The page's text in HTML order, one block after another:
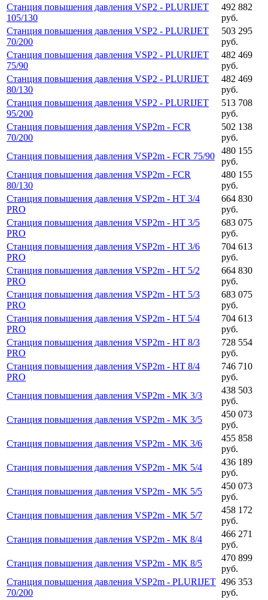
Станция повышения давления VSP2 - PLURIJET
105/130
492 882
руб.
Станция повышения давления VSP2 - PLURIJET
70/200
503 295
руб.
Станция повышения давления VSP2 - PLURIJET
75/90
482 469
руб.
Станция повышения давления VSP2 - PLURIJET
80/130
482 469
руб.
Станция повышения давления VSP2 - PLURIJET
95/200
513 708
руб.
Станция повышения давления VSP2m - FCR
70/200
502 138
руб.
Станция повышения давления VSP2m - FCR 75/90
480 155
руб.
Станция повышения давления VSP2m - FCR
80/130
480 155
руб.
Станция повышения давления VSP2m - HT 3/4
PRO
664 830
руб.
Станция повышения давления VSP2m - HT 3/5
PRO
683 075
руб.
Станция повышения давления VSP2m - HT 3/6
PRO
704 613
руб.
Станция повышения давления VSP2m - HT 5/2
PRO
664 830
руб.
Станция повышения давления VSP2m - HT 5/3
PRO
683 075
руб.
Станция повышения давления VSP2m - HT 5/4
PRO
704 613
руб.
Станция повышения давления VSP2m - HT 8/3
PRO
728 554
руб.
Станция повышения давления VSP2m - HT 8/4
PRO
746 710
руб.
Станция повышения давления VSP2m - MK 3/3
438 503
руб.
Станция повышения давления VSP2m - MK 3/5
450 073
руб.
Станция повышения давления VSP2m - MK 3/6
455 858
руб.
Станция повышения давления VSP2m - MK 5/4
436 189
руб.
Станция повышения давления VSP2m - MK 5/5
450 073
руб.
Станция повышения давления VSP2m - MK 5/7
458 172
руб.
Станция повышения давления VSP2m - MK 8/4
466 271
руб.
Станция повышения давления VSP2m - MK 8/5
470 899
руб.
Станция повышения давления VSP2m - PLURIJET
70/200
496 353
руб.